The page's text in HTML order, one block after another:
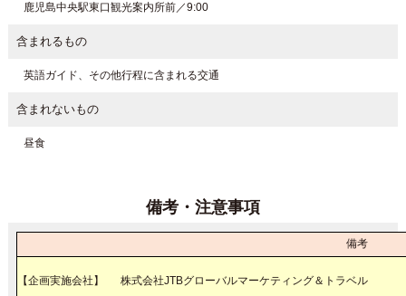
鹿児島中央駅東口観光案内所前／9:00
含まれるもの
英語ガイド、その他行程に含まれる交通
含まれないもの
昼食
備考・注意事項
備考
【企画実施会社】 株式会社JTBグローバルマーケティング＆